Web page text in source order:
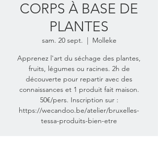
CORPS À BASE DE
PLANTES
sam. 20 sept.
  |
Molleke
Apprenez l'art du séchage des plantes,
fruits, légumes ou racines. 2h de
découverte pour repartir avec des
connaissances et 1 produit fait maison.
50€/pers. Inscription sur :
https://wecandoo.be/atelier/bruxelles-
tessa-produits-bien-etre